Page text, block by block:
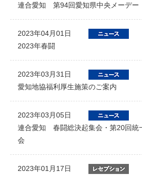
連合愛知 第94回愛知県中央メーデー
2023年04月01日
2023年春闘
2023年03月31日
愛知地協福利厚生施策のご案内
2023年03月05日
連合愛知 春闘総決起集会・第20回統
会
2023年01月17日